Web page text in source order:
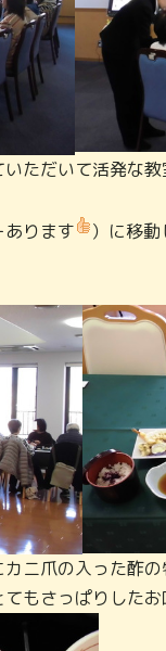
ただいて活発な
ります
）に移
ニ爪の入った酢の
もさっぱりしたお